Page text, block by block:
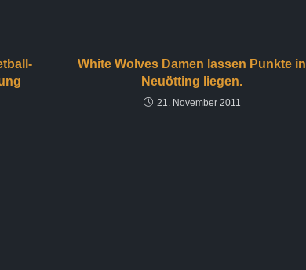
White Wolves Damen lassen Punkte in
Neuötting liegen.
21. November 2011